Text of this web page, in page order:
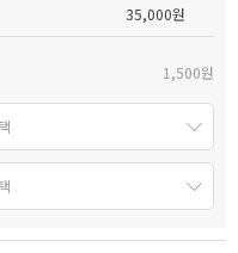
35,000원
1,500원